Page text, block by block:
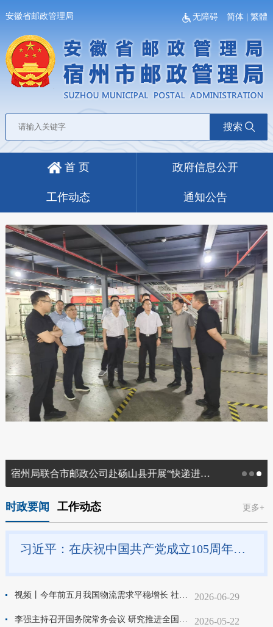
安徽省邮政管理局 无障碍 简体 |繁體
搜索
首 页 政府信息公开
工作动态 通知公告
宿州局联合市邮政公司赴砀山县开展“快递进村”邮政兜底试点工作现场调研调度
时政要闻 工作动态 更多+
习近平：在庆祝中国共产党成立105周年大会上的讲话
视频丨今年前五月我国物流需求平稳增长 社会物流总额超146万亿元 2026-06-29
李强主持召开国务院常务会议 研究推进全国统一大市场建设有关工作 审议通过《现代化应急体系建设“十五五”规划》 讨论《中华人民共和国中国人民银行法（修订草案）》 2026-05-22